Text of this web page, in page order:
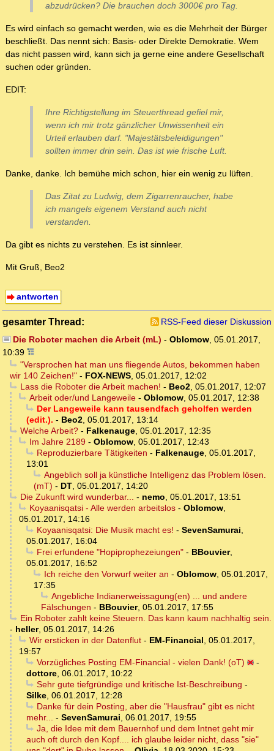
abzudrücken? Die brauchen doch 3000€ pro Tag.
Es wird einfach so gemacht werden, wie es die Mehrheit der Bürger
beschließt. Das nennt sich: Basis- oder Direkte Demokratie. Wem
das nicht passen wird, kann sich ja gerne eine andere Gesellschaft
suchen oder gründen.
EDIT:
Ihre Richtigstellung im Steuerthread gefiel mir,
wenn ich mir trotz gänzlicher Unwissenheit ein
Urteil erlauben darf. "Majestätsbeleidigungen"
sollten immer drin sein. Das ist wie frische Luft.
Danke, danke. Ich bemühe mich schon, hier ein wenig zu lüften.
Das Zitat zu Ludwig, dem Zigarrenraucher, habe
ich mangels eigenem Verstand auch nicht
verstanden.
Da gibt es nichts zu verstehen. Es ist sinnleer.
Mit Gruß, Beo2
antworten
gesamter Thread:
RSS-Feed dieser Diskussion
Die Roboter machen die Arbeit (mL) - Oblomow, 05.01.2017,
10:39
"Versprochen hat man uns fliegende Autos, bekommen haben
wir 140 Zeichen!" - FOX-NEWS, 05.01.2017, 12:02
Lass die Roboter die Arbeit machen! - Beo2, 05.01.2017, 12:07
Arbeit oder/und Langeweile- Oblomow, 05.01.2017, 12:38
Der Langeweile kann tausendfach geholfen werden
(edit.). - Beo2, 05.01.2017, 13:14
Welche Arbeit?- Falkenauge, 05.01.2017, 12:35
Im Jahre 2189- Oblomow, 05.01.2017, 12:43
Reproduzierbare Tätigkeiten - Falkenauge, 05.01.2017,
13:01
Angeblich soll ja künstliche Intelligenz das Problem lösen.
(mT) - DT, 05.01.2017, 14:20
Die Zukunft wird wunderbar... - nemo, 05.01.2017, 13:51
Koyaanisqatsi - Alle werden arbeitslos- Oblomow,
05.01.2017, 14:16
Koyaanisqatsi: Die Musik macht es! - SevenSamurai,
05.01.2017, 16:04
Frei erfundene "Hopiprophezeiungen"- BBouvier,
05.01.2017, 16:52
Ich reiche den Vorwurf weiter an - Oblomow, 05.01.2017,
17:35
Angebliche Indianerweissagung(en) ... und andere
Fälschungen - BBouvier, 05.01.2017, 17:55
Ein Roboter zahlt keine Steuern. Das kann kaum nachhaltig sein.
- heller, 05.01.2017, 14:26
Wir ersticken in der Datenflut- EM-Financial, 05.01.2017,
19:57
Vorzügliches Posting EM-Financial - vielen Dank! (oT)
-
dottore, 06.01.2017, 10:22
Sehr gute tiefgründige und kritische Ist-Beschreibung -
Silke, 06.01.2017, 12:28
Danke für dein Posting, aber die "Hausfrau" gibt es nicht
mehr... - SevenSamurai, 06.01.2017, 19:55
Ja, die Idee mit dem Bauernhof und dem Intnet geht mir
auch oft durch den Kopf.... ich glaube leider nicht, dass "sie"